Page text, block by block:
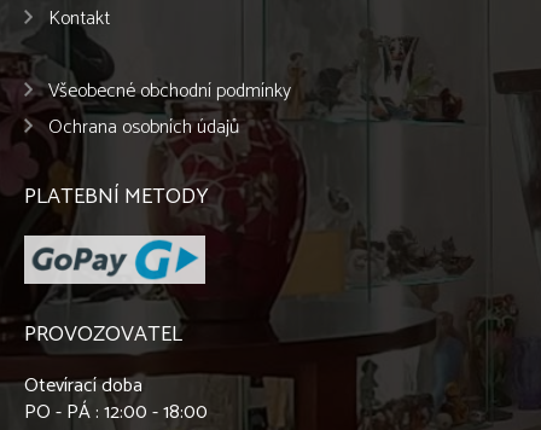
Kontakt
Všeobecné obchodní podmínky
Ochrana osobních údajů
PLATEBNÍ METODY
PROVOZOVATEL
Otevírací doba
PO - PÁ : 12:00 - 18:00